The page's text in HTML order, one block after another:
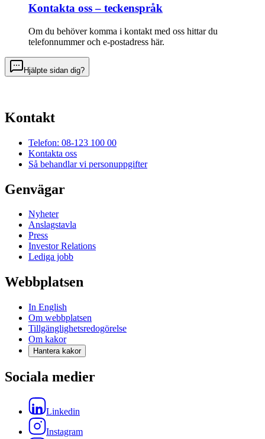
Kontakta oss – teckenspråk
Om du behöver komma i kontakt med oss hittar du
telefonnummer och e-postadress här.
Hjälpte sidan dig?
Kontakt
Telefon: 08-123 100 00
Kontakta oss
Så behandlar vi personuppgifter
Genvägar
Nyheter
Anslagstavla
Press
Investor Relations
Lediga jobb
Webbplatsen
In English
Om webbplatsen
Tillgänglighetsredogörelse
Om kakor
Hantera kakor
Sociala medier
Linkedin
Instagram